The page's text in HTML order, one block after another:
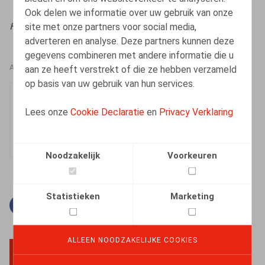
Ook delen we informatie over uw gebruik van onze
site met onze partners voor social media,
adverteren en analyse. Deze partners kunnen deze
gegevens combineren met andere informatie die u
aan ze heeft verstrekt of die ze hebben verzameld
op basis van uw gebruik van hun services.
Lees onzeCookie Declaratie en Privacy Verklaring
Noodzakelijk Voorkeuren
Statistieken Marketing
ALLEEN NOODZAKELIJKE COOKIES
HR.square (online),19/05/2025
AUTEURS
Medewerker